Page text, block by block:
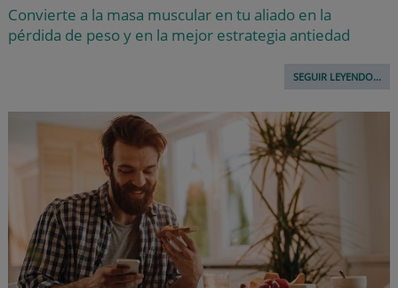
Convierte a la masa muscular en tu aliado en la
pérdida de peso y en la mejor estrategia antiedad
SEGUIR LEYENDO...